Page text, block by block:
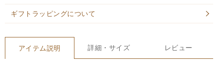
ギフトラッピングについて
アイテム説明 詳細・サイズ レビュー